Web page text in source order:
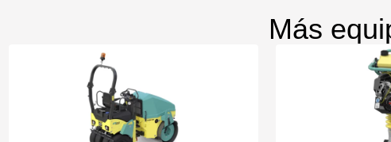
Más